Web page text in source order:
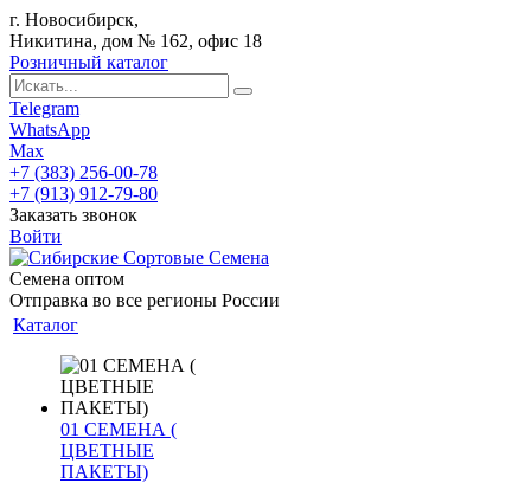
г. Новосибирск,
Никитина, дом № 162, офис 18
Розничный каталог
Telegram
WhatsApp
Max
+7 (383) 256-00-78
+7 (913) 912-79-80
Заказать звонок
Войти
Семена оптом
Отправка во все регионы России
Каталог
01 СЕМЕНА (
ЦВЕТНЫЕ
ПАКЕТЫ)